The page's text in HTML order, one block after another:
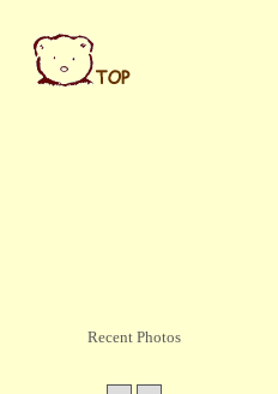
Recent Photos